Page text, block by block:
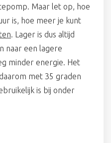
Maar let op, hoe
is, hoe meer je kunt
. Lager is dus altijd
naar een lagere
minder energie. Het
met 35 graden
is bij onder